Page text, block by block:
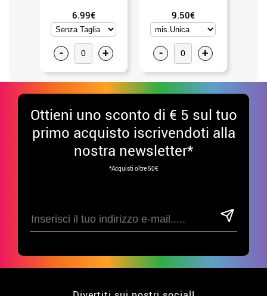
6.99€
- +
9.50€
- +
Ottieni uno sconto di € 5 sul tuo
primo acquisto iscrivendoti alla
nostra newsletter*
*Acquisti oltre 50€